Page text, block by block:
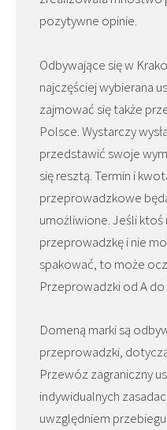
pozytywne opinie.
Odbywające się w
najczęściej wybierana
zajmować się także
Polsce. Wystarczy
przedstawić swoje
się resztą. Termin i
przeprowadzkowe
umożliwione. Jeśli ktoś
przeprowadzkę i nie
spakować, to może
Przeprowadzki od A do
Domeną marki są
przeprowadzki,
Przewóz zagraniczny
indywidualnych
uwzględniem